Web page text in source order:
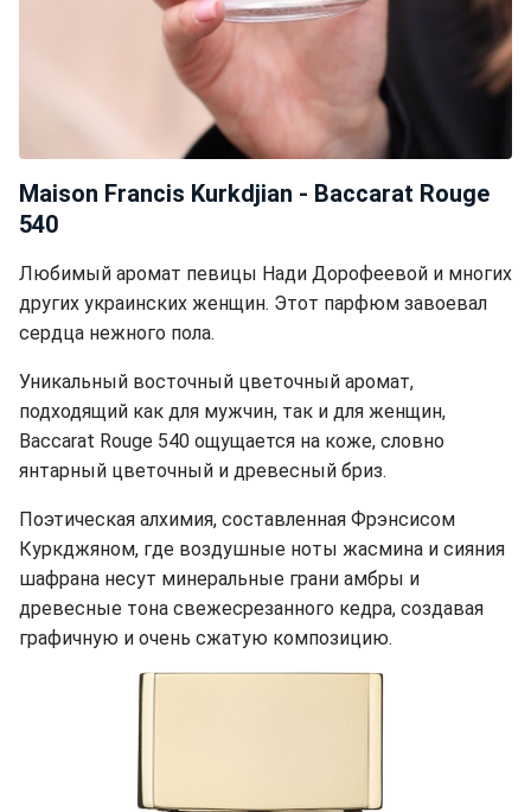
Maison Francis Kurkdjian - Baccarat Rouge
540
Любимый аромат певицы Нади Дорофеевой и многих
других украинских женщин. Этот парфюм завоевал
сердца нежного пола.
Уникальный восточный цветочный аромат,
подходящий как для мужчин, так и для женщин,
Baccarat Rouge 540 ощущается на коже, словно
янтарный цветочный и древесный бриз.
Поэтическая алхимия, составленная Фрэнсисом
Куркджяном, где воздушные ноты жасмина и сияния
шафрана несут минеральные грани амбры и
древесные тона свежесрезанного кедра, создавая
графичную и очень сжатую композицию.